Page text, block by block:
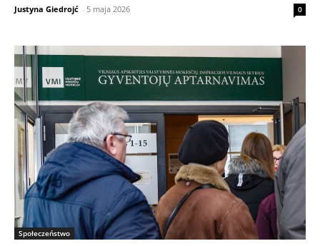
Justyna Giedrojć - 5 maja 2026 0
Społeczeństwo